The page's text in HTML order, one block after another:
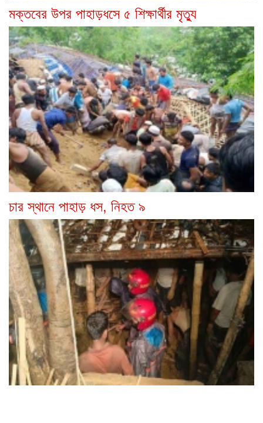
মক্তবের উপর পাহাড়ধসে ৫ শিক্ষার্থীর মৃত্যু
চার স্থানে পাহাড় ধস, নিহত ৯